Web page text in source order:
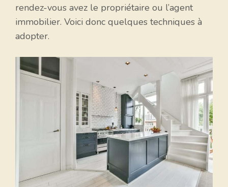
rendez-vous avez le propriétaire ou l’agent
immobilier. Voici donc quelques techniques à
adopter.